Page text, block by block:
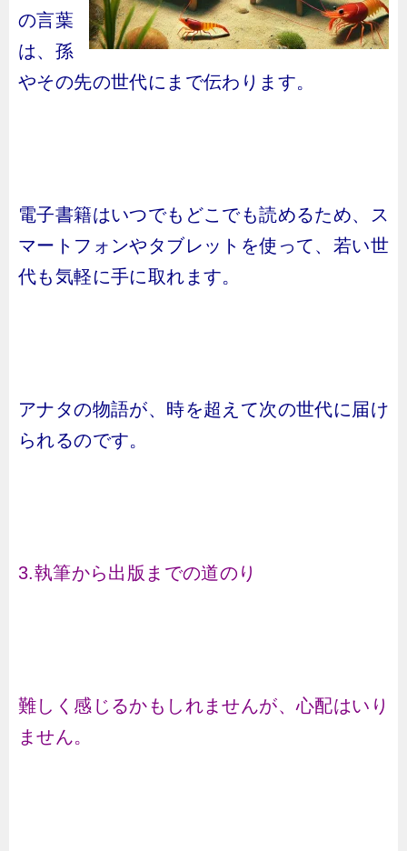
の言葉
は、孫
やその先の世代にまで伝わります。
電子書籍はいつでもどこでも読めるため、ス
マートフォンやタブレットを使って、若い世
代も気軽に手に取れます。
アナタの物語が、時を超えて次の世代に届け
られるのです。
3.執筆から出版までの道のり
難しく感じるかもしれませんが、心配はいり
ません。